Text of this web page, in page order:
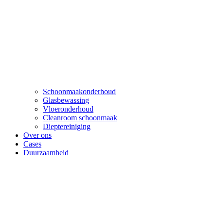
Schoonmaakonderhoud
Glasbewassing
Vloeronderhoud
Cleanroom schoonmaak
Dieptereiniging
Over ons
Cases
Duurzaamheid